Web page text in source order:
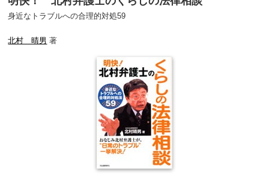
身近なトラブルへの合理的対処59
北村 晴男 著